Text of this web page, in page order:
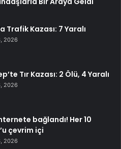
Trafik Kazası: 7 Yaralı
2026
Tır Kazası: 2 Ölü, 4 Yaralı
2026
bağlandı! Her 10
çevrim içi
2026